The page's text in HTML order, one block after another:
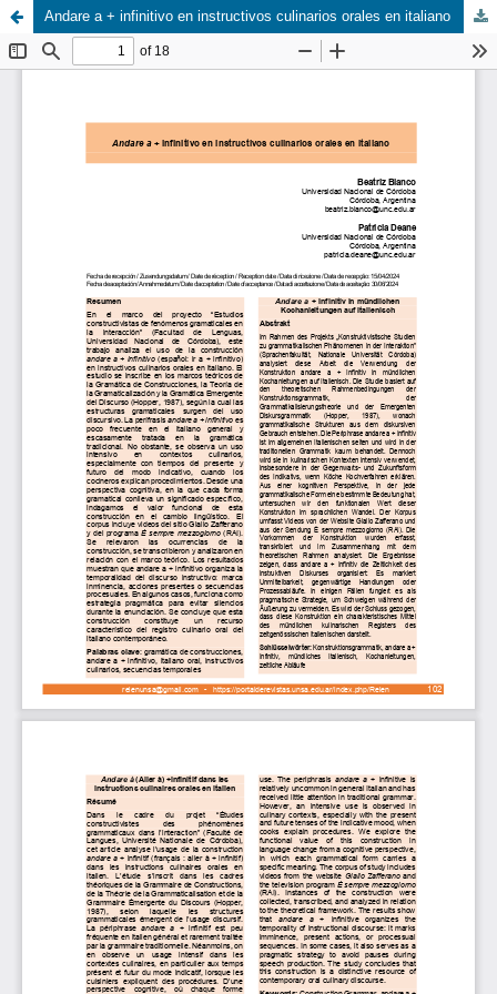
Andare a + infinitivo en instructivos culinarios orales en italiano